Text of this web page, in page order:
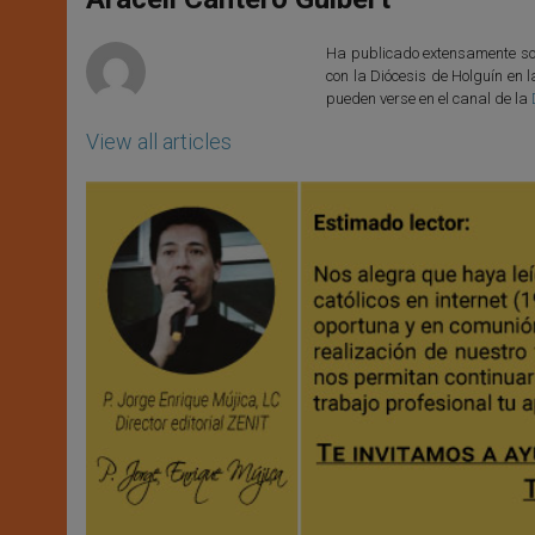
p e k
View all articles
Ha publicado extensamente
con la Diócesis de Holguín en
pueden verse en el canal de la